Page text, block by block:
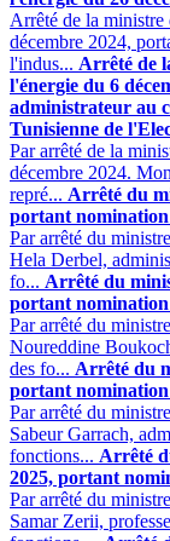
Arrêté de la ministre
décembre 2024,
l'indus... Arrêté de
l'énergie du 6
administrateur au
Tunisienne de
Par arrêté de la
décembre 2024.
repré... Arrêté du
portant
Par arrêté du
Hela Derbel,
fo... Arrêté du
portant
Par arrêté du
Noureddine
des fo... Arrêté du
portant
Par arrêté du
Sabeur Garrach,
fonctions... Arrêté
2025, portant
Par arrêté du
Samar Zerii,